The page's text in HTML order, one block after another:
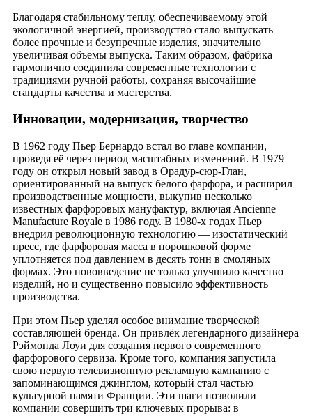
Благодаря стабильному теплу, обеспечиваемому этой
экологичной энергией, производство стало выпускать
более прочные и безупречные изделия, значительно
увеличивая объемы выпуска. Таким образом, фабрика
гармонично соединила современные технологии с
традициями ручной работы, сохраняя высочайшие
стандарты качества и мастерства.
Инновации, модернизация, творчество
В 1962 году Пьер Бернардо встал во главе компании,
проведя её через период масштабных изменений. В 1979
году он открыл новый завод в Орадур-сюр-Глан,
ориентированный на выпуск белого фарфора, и расширил
производственные мощности, выкупив несколько
известных фарфоровых мануфактур, включая Ancienne
Manufacture Royale в 1986 году. В 1980-х годах Пьер
внедрил революционную технологию — изостатический
пресс, где фарфоровая масса в порошковой форме
уплотняется под давлением в десять тонн в смоляных
формах. Это нововведение не только улучшило качество
изделий, но и существенно повысило эффективность
производства.
При этом Пьер уделял особое внимание творческой
составляющей бренда. Он привлёк легендарного дизайнера
Рэймонда Лоуи для создания первого современного
фарфорового сервиза. Кроме того, компания запустила
свою первую телевизионную рекламную кампанию с
запоминающимся джинглом, который стал частью
культурной памяти Франции. Эти шаги позволили
компании совершить три ключевых прорыва: в